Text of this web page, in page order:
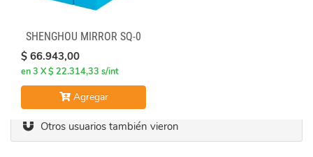
SHENGHOU MIRROR SQ-0
$ 66.943,00
en 3 X $ 22.314,33 s/int
Agregar
Otros usuarios también vieron